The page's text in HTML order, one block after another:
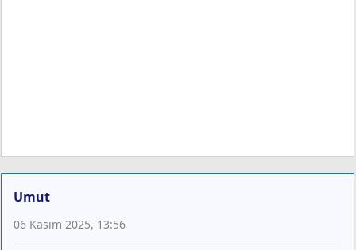
Umut
06 Kasım 2025, 13:56